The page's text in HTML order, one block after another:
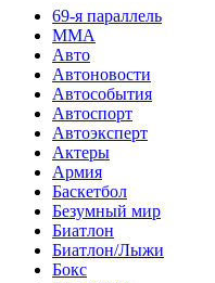
69-я параллель
MMA
Авто
Автоновости
Автособытия
Автоспорт
Автоэксперт
Актеры
Армия
Баскетбол
Безумный мир
Биатлон
Биатлон/Лыжи
Бокс